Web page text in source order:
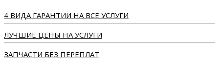
4 ВИДА ГАРАНТИИ НА ВСЕ УСЛУГИ
ЛУЧШИЕ ЦЕНЫ НА УСЛУГИ
ЗАПЧАСТИ БЕЗ ПЕРЕПЛАТ